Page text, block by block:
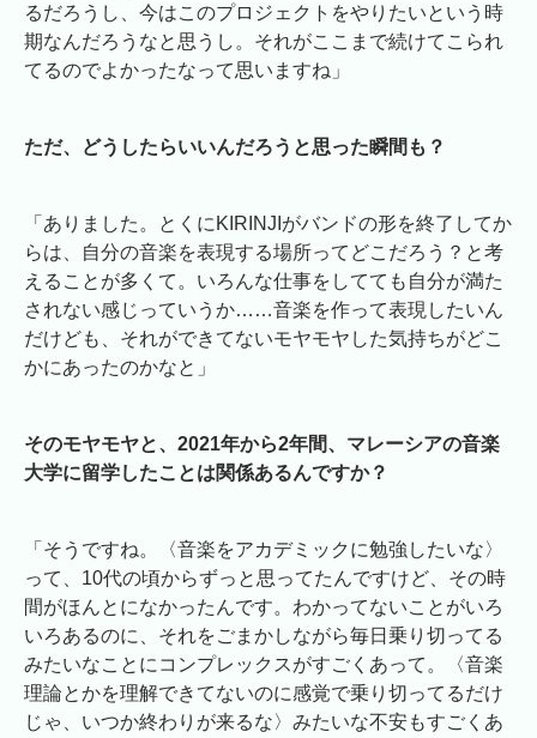
るだろうし、今はこのプロジェクトをやりたいという時
期なんだろうなと思うし。それがここまで続けてこられ
てるのでよかったなって思いますね」
ただ、どうしたらいいんだろうと思った瞬間も？
「ありました。とくにKIRINJIがバンドの形を終了してか
らは、自分の音楽を表現する場所ってどこだろう？と考
えることが多くて。いろんな仕事をしてても自分が満た
されない感じっていうか……音楽を作って表現したいん
だけども、それができてないモヤモヤした気持ちがどこ
かにあったのかなと」
そのモヤモヤと、2021年から2年間、マレーシアの音楽
大学に留学したことは関係あるんですか？
「そうですね。〈音楽をアカデミックに勉強したいな〉
って、10代の頃からずっと思ってたんですけど、その時
間がほんとになかったんです。わかってないことがいろ
いろあるのに、それをごまかしながら毎日乗り切ってる
みたいなことにコンプレックスがすごくあって。〈音楽
理論とかを理解できてないのに感覚で乗り切ってるだけ
じゃ、いつか終わりが来るな〉みたいな不安もすごくあ